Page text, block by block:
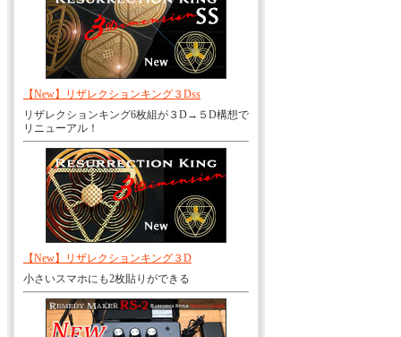
【New】リザレクションキング３Dss
リザレクションキング6枚組が３D→５D構想で
リニューアル！
【New】リザレクションキング３D
小さいスマホにも2枚貼りができる